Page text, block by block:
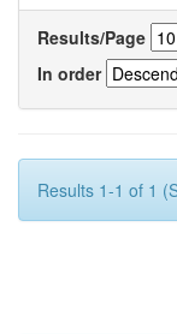
Results/Page
In order
Results 1-1 of 1